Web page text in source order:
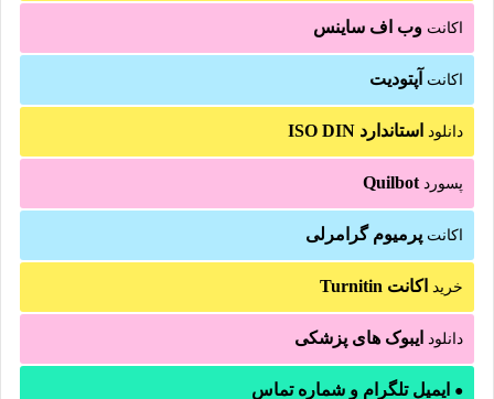
اکانت وب اف ساینس
اکانت آپتودیت
دانلود استاندارد ISO DIN
پسورد Quilbot
اکانت پرمیوم گرامرلی
خرید اکانت Turnitin
دانلود ایبوک های پزشکی
● ایمیل تلگرام و شماره تماس